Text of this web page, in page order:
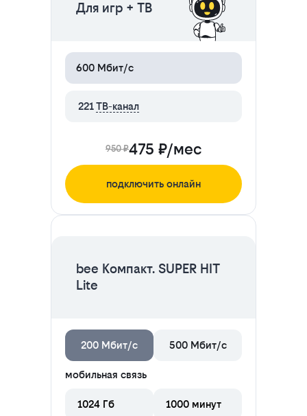
Для игр + ТВ
600 Мбит/с
221ТВ-канал
950 ₽475 ₽/мес
подключить онлайн
bee Компакт. SUPER HIT
Lite
200 Мбит/с 500 Мбит/с
мобильная связь
1024 Гб 1000 минут